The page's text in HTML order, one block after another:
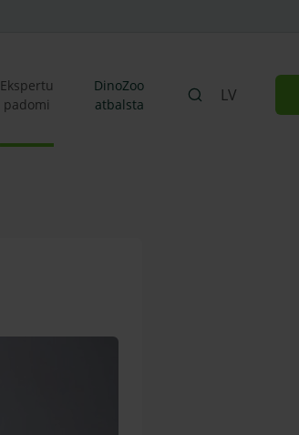
Ekspertu
padomi
DinoZoo
atbalsta
LV